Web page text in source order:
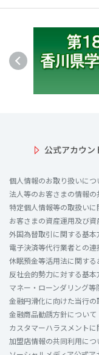
公式アカウン
個人情報のお取り扱いにつ
法人等のお客さまの情報
特定個人情報等の取扱い
お客さまの資産運用及び
外国為替取引に関する基本
電子決済等代行業者との
休眠預金等活用法に関する
反社会的勢力に対する基本
マネー・ローンダリング等
金融円滑化に向けた当行の
金融商品勧誘方針について
カスタマーハラスメント
加盟店情報の共同利用につ